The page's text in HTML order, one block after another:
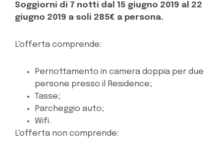
Soggiorni di 7 notti dal 15 giugno 2019 al 22
giugno 2019 a soli 285€ a persona.
L'offerta comprende:
Pernottamento in camera doppia per due
persone presso il Residence;
Tasse;
Parcheggio auto;
Wifi.
L'offerta non comprende: